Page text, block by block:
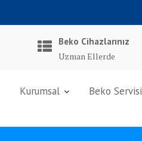
Beko Cihazlarınız
Uzman Ellerde
Kurumsal Beko Servisi